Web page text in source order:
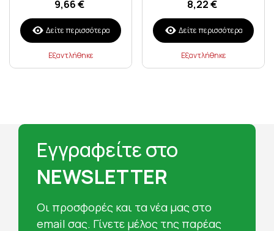
9,66 €
Δείτε περισσότερα
Εξαντλήθηκε
8,22 €
Δείτε περισσότερα
Εξαντλήθηκε
Εγγραφείτε στο
NEWSLETTER
Oι προσφορές και τα νέα μας στο
email σας. Γίνετε μέλος της παρέας